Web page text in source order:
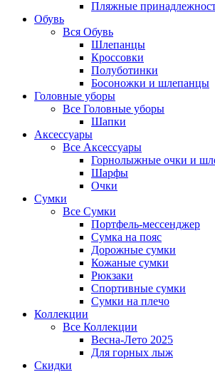
Пляжные
Обувь
Вся Обувь
Шлепанцы
Кроссовки
Полуботинки
Босоножки и шлепанцы
Головные уборы
Все Головные уборы
Шапки
Аксессуары
Все Аксессуары
Горнолыжные очки и
Шарфы
Очки
Сумки
Все Сумки
Портфель-мессенджер
Сумка на пояс
Дорожные сумки
Кожаные сумки
Рюкзаки
Спортивные сумки
Сумки на плечо
Коллекции
Все Коллекции
Весна-Лето 2025
Для горных лыж
Скидки